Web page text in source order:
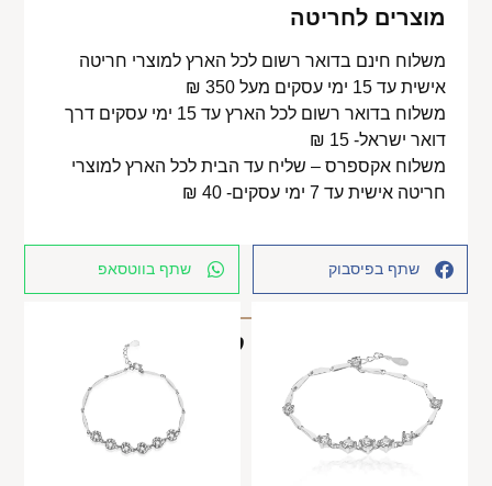
מוצרים לחריטה
משלוח חינם בדואר רשום לכל הארץ למוצרי חריטה
אישית עד 15 ימי עסקים מעל 350 ₪
משלוח בדואר רשום לכל הארץ עד 15 ימי עסקים דרך
דואר ישראל- 15 ₪
משלוח אקספרס – שליח עד הבית לכל הארץ למוצרי
חריטה אישית עד 7 ימי עסקים- 40 ₪
שתף בפיסבוק שתף בווטסאפ
מוצרים קשורים